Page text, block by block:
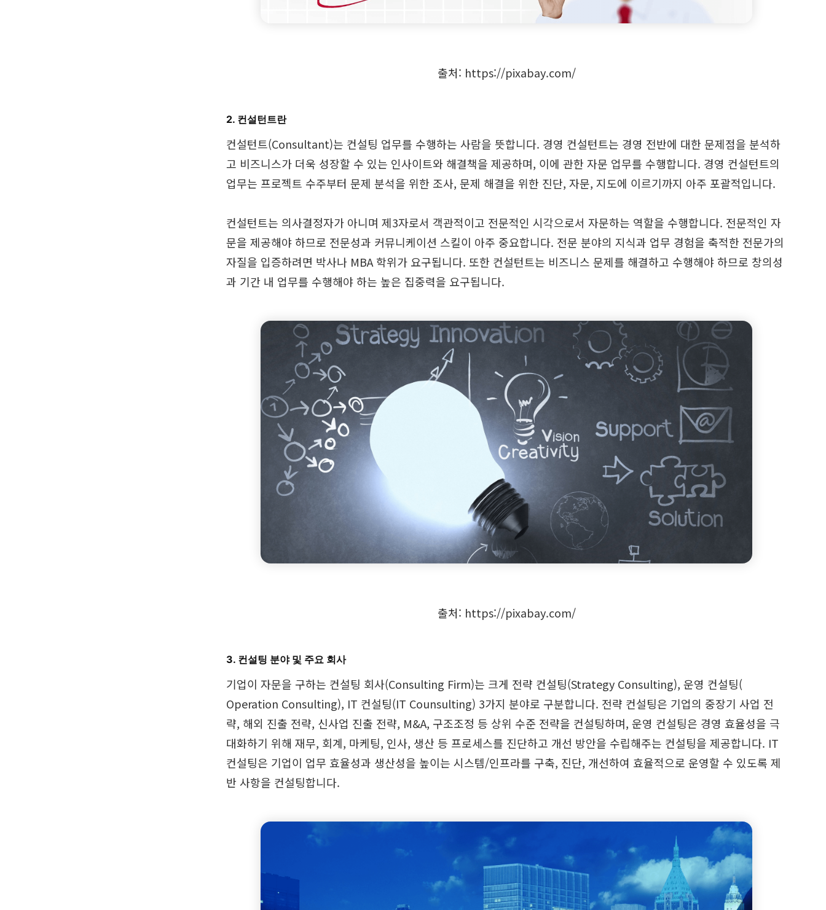
출처: https://pixabay.com/
2. 컨설턴트란
컨설턴트(Consultant)는 컨설팅 업무를 수행하는 사람을 뜻합니다. 경영 컨설턴트는 경영 전반에 대한 문제점을 분석하
고 비즈니스가 더욱 성장할 수 있는 인사이트와 해결책을 제공하며, 이에 관한 자문 업무를 수행합니다. 경영 컨설턴트의
업무는 프로젝트 수주부터 문제 분석을 위한 조사, 문제 해결을 위한 진단, 자문, 지도에 이르기까지 아주 포괄적입니다.
컨설턴트는 의사결정자가 아니며 제3자로서 객관적이고 전문적인 시각으로서 자문하는 역할을 수행합니다. 전문적인 자
문을 제공해야 하므로 전문성과 커뮤니케이션 스킬이 아주 중요합니다. 전문 분야의 지식과 업무 경험을 축적한 전문가의
자질을 입증하려면 박사나 MBA 학위가 요구됩니다. 또한 컨설턴트는 비즈니스 문제를 해결하고 수행해야 하므로 창의성
과 기간 내 업무를 수행해야 하는 높은 집중력을 요구됩니다.
출처: https://pixabay.com/
3. 컨설팅 분야 및 주요 회사
기업이 자문을 구하는 컨설팅 회사(Consulting Firm)는 크게 전략 컨설팅(Strategy Consulting), 운영 컨설팅(
Operation Consulting), IT 컨설팅(IT Counsulting) 3가지 분야로 구분합니다. 전략 컨설팅은 기업의 중장기 사업 전
략, 해외 진출 전략, 신사업 진출 전략, M&A, 구조조정 등 상위 수준 전략을 컨설팅하며, 운영 컨설팅은 경영 효율성을 극
대화하기 위해 재무, 회계, 마케팅, 인사, 생산 등 프로세스를 진단하고 개선 방안을 수립해주는 컨설팅을 제공합니다. IT
컨설팅은 기업이 업무 효율성과 생산성을 높이는 시스템/인프라를 구축, 진단, 개선하여 효율적으로 운영할 수 있도록 제
반 사항을 컨설팅합니다.